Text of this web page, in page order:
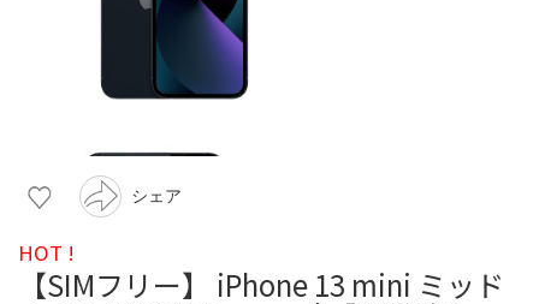
シェア
HOT !
【SIMフリー】 iPhone 13 mini ミッド